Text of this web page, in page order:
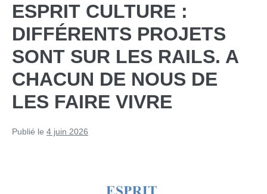
ESPRIT CULTURE :
DIFFÉRENTS PROJETS
SONT SUR LES RAILS. A
CHACUN DE NOUS DE
LES FAIRE VIVRE
Publié le 4 juin 2026